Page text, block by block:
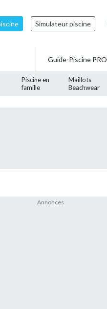
Simulateur piscine
Piscine en
famille
Maillots
Beachwear
Guide-Piscine PRO